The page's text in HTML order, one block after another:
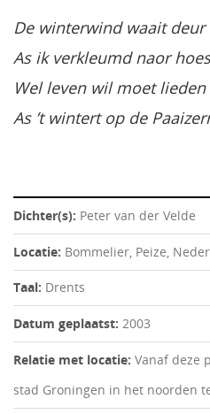
De winterwind waait
As ik verkleumd naor
Wel leven wil moet
As ’t wintert op de
Dichter(s): Peter van der Velde
Locatie: Bommelier, Peize,
Taal: Drents
Datum geplaatst: 2003
Relatie met locatie: Vanaf deze
stad Groningen in het noorden